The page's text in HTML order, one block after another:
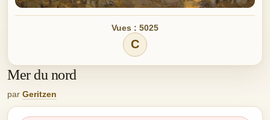
Vues : 5025
C
Mer du nord
par Geritzen